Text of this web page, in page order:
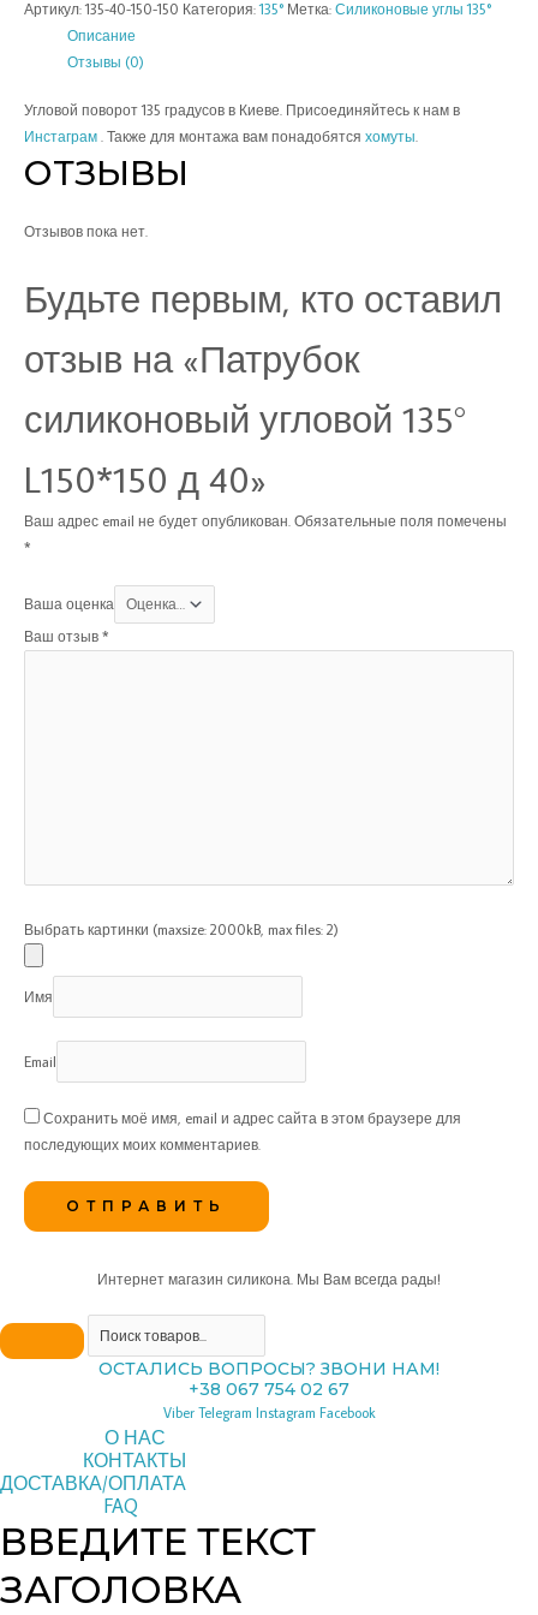
Артикул:135-40-150-150 Категория:135° Метка: Силиконовые углы 135°
Описание
Отзывы (0)
Угловой поворот 135 градусов в Киеве. Присоединяйтесь к нам в
Инстаграм . Также для монтажа вам понадобятся хомуты.
ОТЗЫВЫ
Отзывов пока нет.
Будьте первым, кто оставил
отзыв на «Патрубок
силиконовый угловой 135°
L150*150 д 40»
Ваш адрес email не будет опубликован. Обязательные поля помечены
*
Ваша оценка
Ваш отзыв *
Выбрать картинки (maxsize: 2000kB, max files: 2)
Имя
Email
Сохранить моё имя, email и адрес сайта в этом браузере для
последующих моих комментариев.
Интернет магазин силикона. Мы Вам всегда рады!
ОСТАЛИСЬ ВОПРОСЫ? ЗВОНИ НАМ!
+38 067 754 02 67
Viber Telegram Instagram Facebook
О НАС
КОНТАКТЫ
ДОСТАВКА/ОПЛАТА
FAQ
ВВЕДИТЕ ТЕКСТ
ЗАГОЛОВКА